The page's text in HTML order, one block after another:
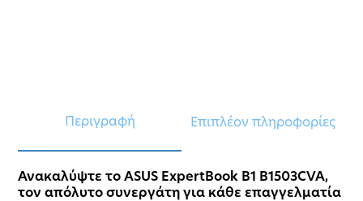
Περιγραφή Επιπλέον πληροφορίες
Ανακαλύψτε το ASUS ExpertBook B1 B1503CVA,
τον απόλυτο συνεργάτη για κάθε επαγγελματία